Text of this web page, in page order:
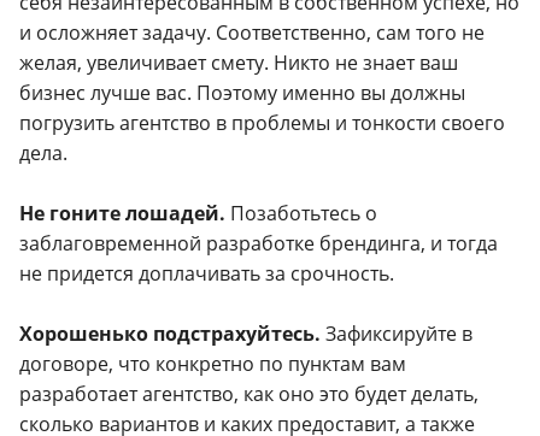
и осложняет задачу. Соответственно, сам того не
желая, увеличивает смету. Никто не знает ваш
бизнес лучше вас. Поэтому именно вы должны
погрузить агентство в проблемы и тонкости своего
дела.
Не гоните лошадей. Позаботьтесь о
заблаговременной разработке брендинга, и тогда
не придется доплачивать за срочность.
Хорошенько подстрахуйтесь. Зафиксируйте в
договоре, что конкретно по пунктам вам
разработает агентство, как оно это будет делать,
сколько вариантов и каких предоставит, а также